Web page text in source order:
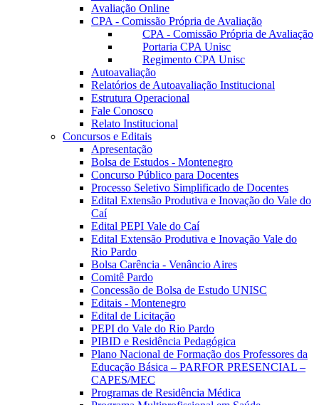
Avaliação Online
CPA - Comissão Própria de Avaliação
CPA - Comissão Própria de Avaliação
Portaria CPA Unisc
Regimento CPA Unisc
Autoavaliação
Relatórios de Autoavaliação Institucional
Estrutura Operacional
Fale Conosco
Relato Institucional
Concursos e Editais
Apresentação
Bolsa de Estudos - Montenegro
Concurso Público para Docentes
Processo Seletivo Simplificado de Docentes
Edital Extensão Produtiva e Inovação do Vale do
Caí
Edital PEPI Vale do Caí
Edital Extensão Produtiva e Inovação Vale do
Rio Pardo
Bolsa Carência - Venâncio Aires
Comitê Pardo
Concessão de Bolsa de Estudo UNISC
Editais - Montenegro
Edital de Licitação
PEPI do Vale do Rio Pardo
PIBID e Residência Pedagógica
Plano Nacional de Formação dos Professores da
Educação Básica – PARFOR PRESENCIAL –
CAPES/MEC
Programas de Residência Médica